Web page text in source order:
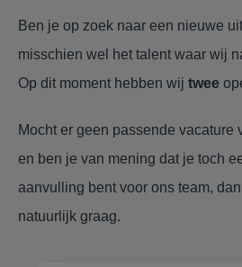
Ben je op zoek naar een nieuwe
misschien wel het talent waar wij
Op dit moment hebben wij twee
Mocht er geen passende vacature
en ben je van mening dat je toch
aanvulling bent voor ons team,
natuurlijk graag.